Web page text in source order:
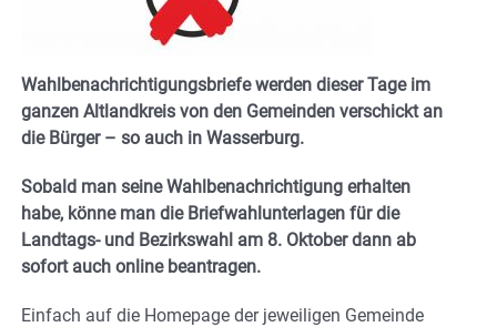
Wahlbenachrichtigungsbriefe werden dieser Tage im
ganzen Altlandkreis von den Gemeinden verschickt an
die Bürger – so auch in Wasserburg.
Sobald man seine Wahlbenachrichtigung erhalten
habe, könne man die Briefwahlunterlagen für die
Landtags- und Bezirkswahl am 8. Oktober dann ab
sofort auch online beantragen.
Einfach auf die Homepage der jeweiligen Gemeinde